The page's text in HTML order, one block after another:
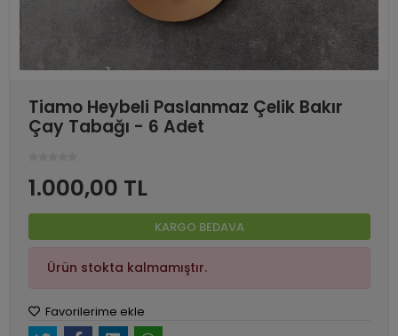
Tiamo Heybeli Paslanmaz Çelik Bakır
Çay Tabağı - 6 Adet
1.000,00 TL
KARGO BEDAVA
Ürün stokta kalmamıştır.
Favorilerime ekle